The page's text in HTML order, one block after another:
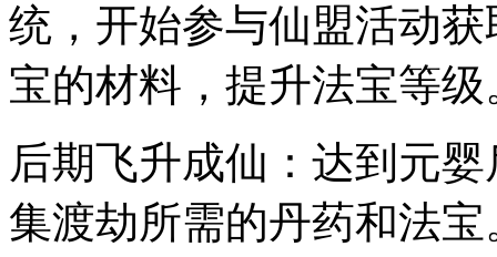
统，开始参与仙盟活动
宝的材料，提升法宝等级
后期飞升成仙：达到元
集渡劫所需的丹药和法